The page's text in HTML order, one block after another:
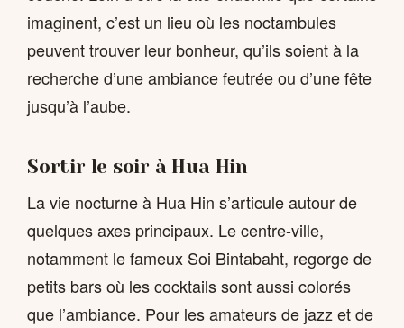
imaginent, c’est un lieu où les noctambules
peuvent trouver leur bonheur, qu’ils soient à la
recherche d’une ambiance feutrée ou d’une fête
jusqu’à l’aube.
Sortir le soir à Hua Hin
La vie nocturne à Hua Hin s’articule autour de
quelques axes principaux. Le centre-ville,
notamment le fameux Soi Bintabaht, regorge de
petits bars où les cocktails sont aussi colorés
que l’ambiance. Pour les amateurs de jazz et de